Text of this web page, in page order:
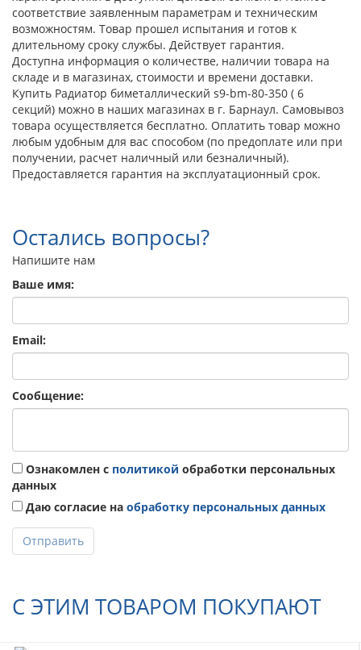
соответствие заявленным параметрам и техническим
возможностям. Товар прошел испытания и готов к
длительному сроку службы. Действует гарантия.
Доступна информация о количестве, наличии товара на
складе и в магазинах, стоимости и времени доставки.
Купить Радиатор биметаллический s9-bm-80-350 ( 6
секций) можно в наших магазинах в г. Барнаул. Самовывоз
товара осуществляется бесплатно. Оплатить товар можно
любым удобным для вас способом (по предоплате или при
получении, расчет наличный или безналичный).
Предоставляется гарантия на эксплуатационный срок.
Остались вопросы?
Напишите нам
Ваше имя:
Email:
Сообщение:
Ознакомлен с политикой обработки персональных
данных
Даю согласие на обработку персональных данных
Отправить
С ЭТИМ ТОВАРОМ ПОКУПАЮТ